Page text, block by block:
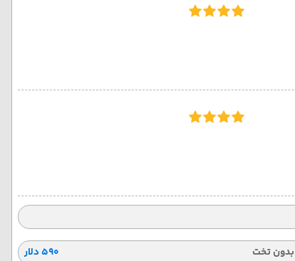
تخت ۵۹۰ دلار